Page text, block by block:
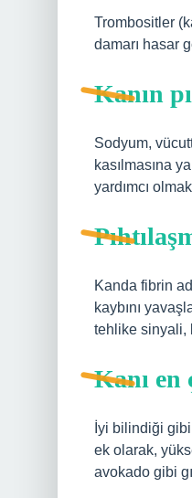
Trombositler
damarı hasar
Kanın
Sodyum,
kasılmasına
yardımcı
Kanda fibrin
kaybını
tehlike sinyali,
Kanı en
İyi bilindiği
ek olarak,
avokado gibi